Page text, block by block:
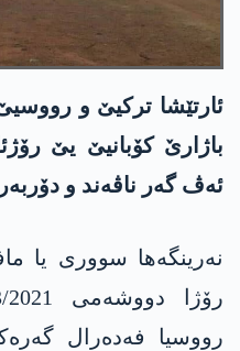
ئارتێشا تركیێ و
باژارێ كۆبانیێ یێ
ئه‌ڤ گه‌ر ناڤه‌ند و
نه‌رینگه‌ها سووری یا
رووسیا فه‌ده‌رال